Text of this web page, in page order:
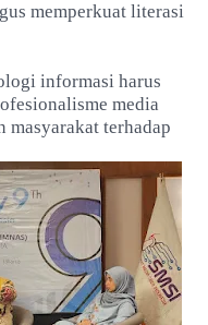
memperkuat literasi
informasi harus
media
masyarakat terhadap